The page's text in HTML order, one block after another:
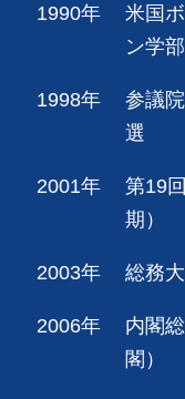
1990年
米国
ン学
1998年
参議
選
2001年
第19
期）
2003年 総務
2006年
内閣
閣）